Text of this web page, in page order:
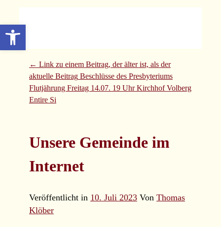
Inhalt
wechseln
Evangelische
Forsbach Rösrath
MenüBeitrags
Übersicht
← Link zu einem Beitrag, der älter ist, als der
aktuelle Beitrag Beschlüsse des Presbyteriums
Flutjährung Freitag 14.07. 19 Uhr Kirchhof Volberg
Entire Si
Unsere Gemeinde im
Internet
Veröffentlicht in 10. Juli 2023 Von Thomas
Klöber
Werkzeugleiste
öffnen